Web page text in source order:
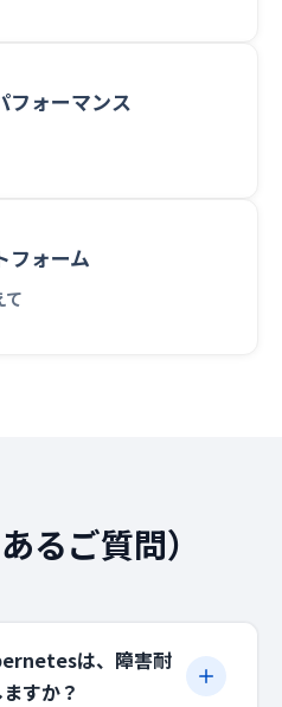
フォーマンス
フォーム
て
るご質問）
は、障害耐
すか？